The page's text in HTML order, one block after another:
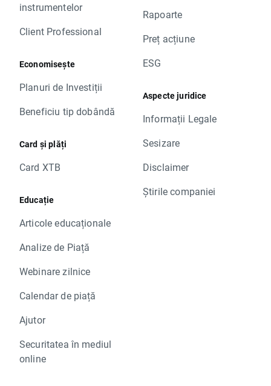
instrumentelor
Client Professional
Economisește
Planuri de Investiții
Beneficiu tip dobândă
Card și plăți
Card XTB
Educație
Articole educaționale
Analize de Piață
Webinare zilnice
Calendar de piață
Ajutor
Securitatea în mediul
online
Rapoarte
Preț acțiune
ESG
Aspecte juridice
Informații Legale
Sesizare
Disclaimer
Știrile companiei